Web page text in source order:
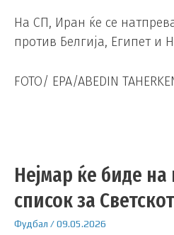
На СП, Иран ќе се
против Белгија, Египет и
FOTO/ EPA/ABEDIN
Нејмар ќе биде
список за
Фудбал /09.05.2026